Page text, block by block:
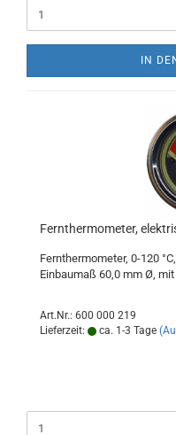
IN
Fernthermometer,
Fernthermometer, 0-120
Einbaumaß 60,0 mm Ø,
Art.Nr.: 600 000 219
Lieferzeit:
ca. 1-3 Tage